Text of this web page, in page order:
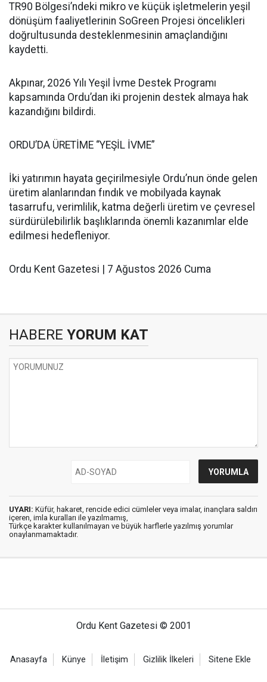
TR90 Bölgesi’ndeki mikro ve küçük işletmelerin yeşil
dönüşüm faaliyetlerinin SoGreen Projesi öncelikleri
doğrultusunda desteklenmesinin amaçlandığını
kaydetti.
Akpınar, 2026 Yılı Yeşil İvme Destek Programı
kapsamında Ordu’dan iki projenin destek almaya hak
kazandığını bildirdi.
ORDU’DA ÜRETİME “YEŞİL İVME”
İki yatırımın hayata geçirilmesiyle Ordu’nun önde gelen
üretim alanlarından fındık ve mobilyada kaynak
tasarrufu, verimlilik, katma değerli üretim ve çevresel
sürdürülebilirlik başlıklarında önemli kazanımlar elde
edilmesi hedefleniyor.
Ordu Kent Gazetesi | 7 Ağustos 2026 Cuma
HABERE YORUM KAT
UYARI: Küfür, hakaret, rencide edici cümleler veya imalar, inançlara saldırı
içeren, imla kuralları ile yazılmamış,
Türkçe karakter kullanılmayan ve büyük harflerle yazılmış yorumlar
onaylanmamaktadır.
Ordu Kent Gazetesi © 2001
Anasayfa Künye İletişim Gizlilik İlkeleri Sitene Ekle